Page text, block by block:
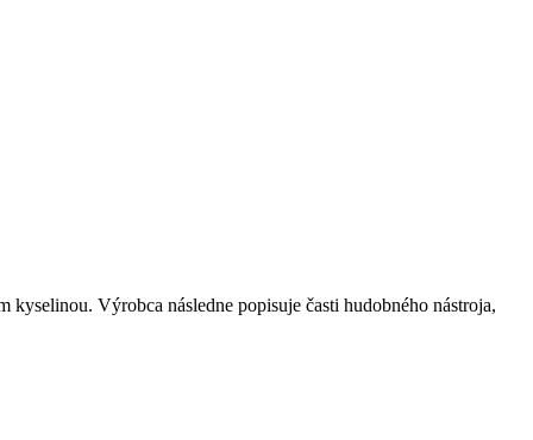
Výrobca následne popisuje časti hudobného nástroja,